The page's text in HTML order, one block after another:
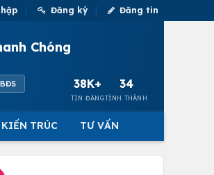
Đăng ký Đăng tin
Chóng
38K+
TIN ĐĂNG
34
TỈNH THÀNH
KIẾN TRÚC TƯ VẤN